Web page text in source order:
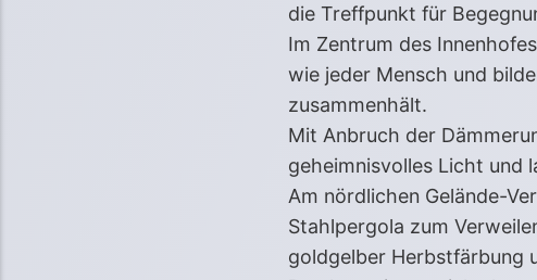
die Treffpunkt für
Im Zentrum des
wie jeder Mensch und
zusammenhält.
Mit Anbruch der
geheimnisvolles Licht und
Am nördlichen Gelände-
Stahlpergola zum
goldgelber Herbstfärbung